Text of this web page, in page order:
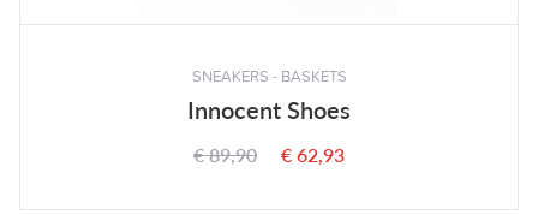
SNEAKERS - BASKETS
Innocent Shoes
€ 89,90 € 62,93